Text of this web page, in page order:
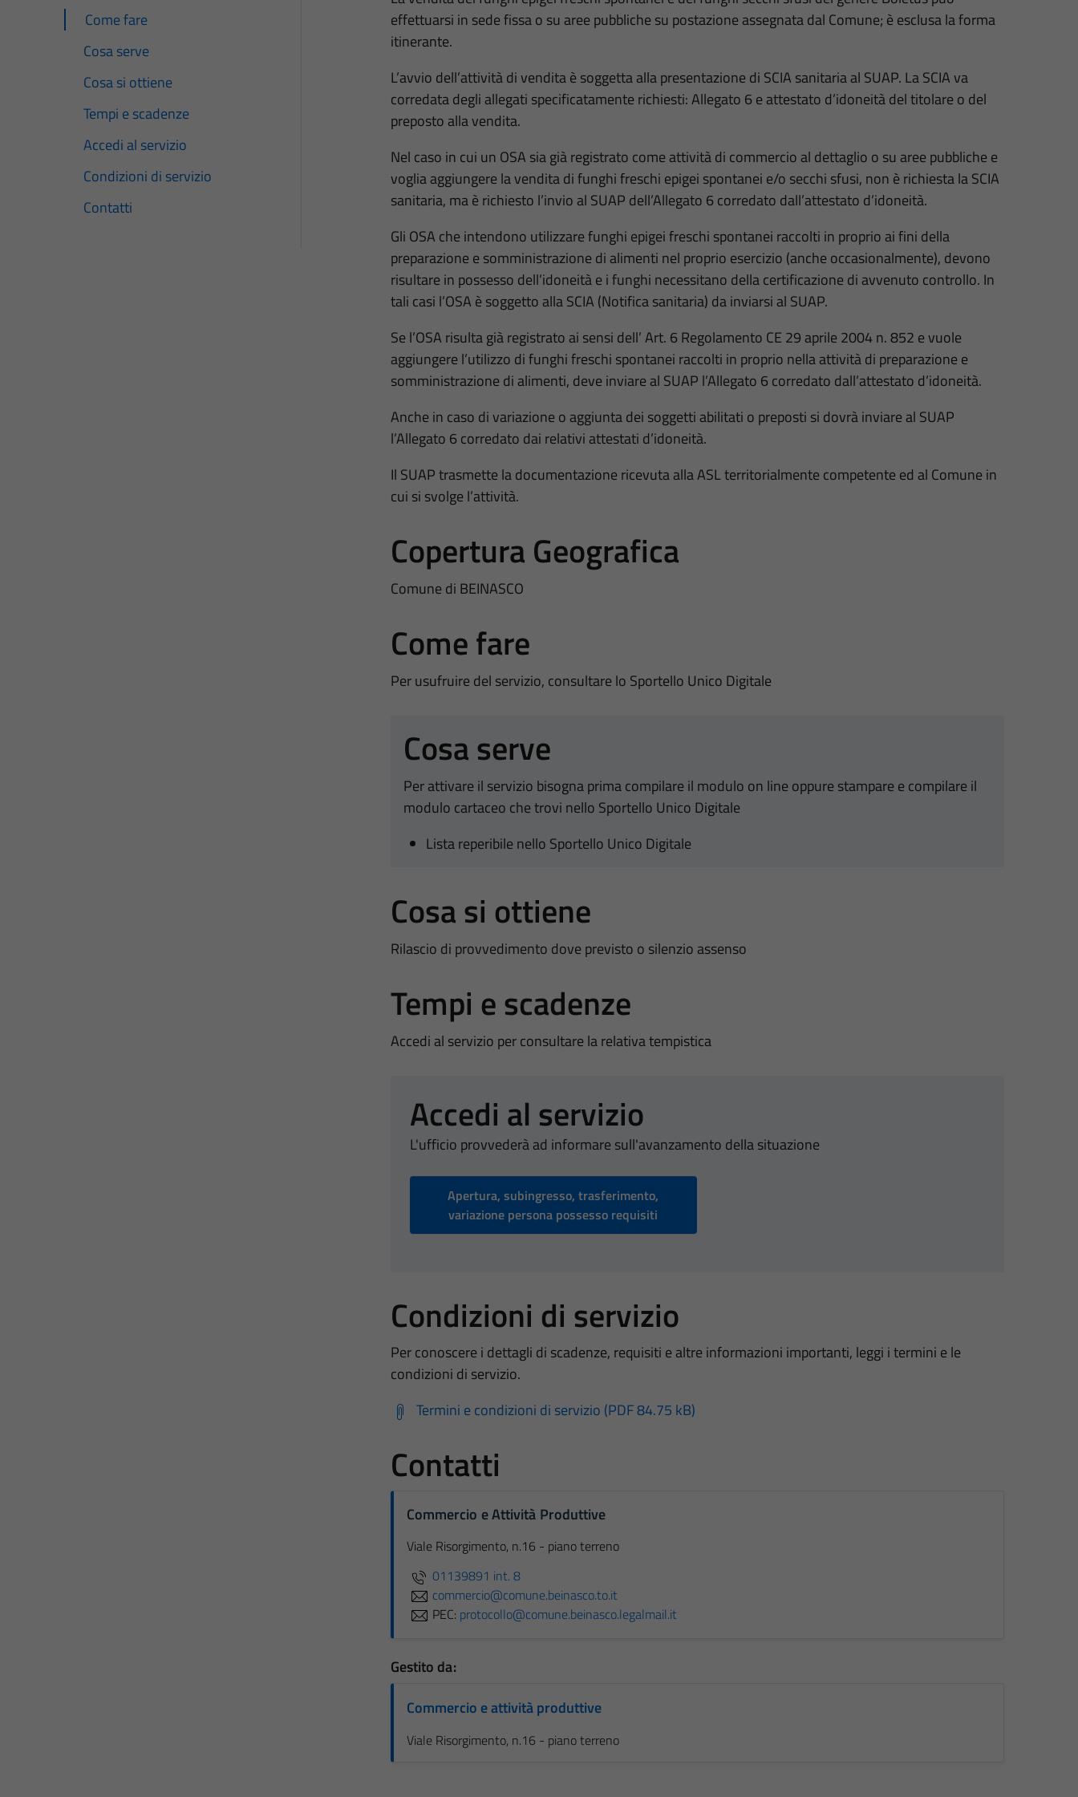
Come fare
Cosa serve
Cosa si ottiene
Tempi e scadenze
Accedi al servizio
Condizioni di servizio
Contatti
effettuarsi in sede fissa o su aree pubbliche su postazione assegnata dal Comune; è esclusa la forma
itinerante.
L’avvio dell’attività di vendita è soggetta alla presentazione di SCIA sanitaria al SUAP. La SCIA va
corredata degli allegati specificatamente richiesti: Allegato 6 e attestato d’idoneità del titolare o del
preposto alla vendita.
Nel caso in cui un OSA sia già registrato come attività di commercio al dettaglio o su aree pubbliche e
voglia aggiungere la vendita di funghi freschi epigei spontanei e/o secchi sfusi, non è richiesta la SCIA
sanitaria, ma è richiesto l’invio al SUAP dell’Allegato 6 corredato dall’attestato d’idoneità.
Gli OSA che intendono utilizzare funghi epigei freschi spontanei raccolti in proprio ai fini della
preparazione e somministrazione di alimenti nel proprio esercizio (anche occasionalmente), devono
risultare in possesso dell’idoneità e i funghi necessitano della certificazione di avvenuto controllo. In
tali casi l’OSA è soggetto alla SCIA (Notifica sanitaria) da inviarsi al SUAP.
Se l’OSA risulta già registrato ai sensi dell’ Art. 6 Regolamento CE 29 aprile 2004 n. 852 e vuole
aggiungere l’utilizzo di funghi freschi spontanei raccolti in proprio nella attività di preparazione e
somministrazione di alimenti, deve inviare al SUAP l’Allegato 6 corredato dall’attestato d’idoneità.
Anche in caso di variazione o aggiunta dei soggetti abilitati o preposti si dovrà inviare al SUAP
l’Allegato 6 corredato dai relativi attestati d’idoneità.
Il SUAP trasmette la documentazione ricevuta alla ASL territorialmente competente ed al Comune in
cui si svolge l’attività.
Copertura Geografica
Comune di BEINASCO
Come fare
Per usufruire del servizio, consultare lo Sportello Unico Digitale
Cosa serve
Per attivare il servizio bisogna prima compilare il modulo on line oppure stampare e compilare il
modulo cartaceo che trovi nello Sportello Unico Digitale
Lista reperibile nello Sportello Unico Digitale
Cosa si ottiene
Rilascio di provvedimento dove previsto o silenzio assenso
Tempi e scadenze
Accedi al servizio per consultare la relativa tempistica
Accedi al servizio
L'ufficio provvederà ad informare sull'avanzamento della situazione
Apertura, subingresso, trasferimento,
variazione persona possesso requisiti
Condizioni di servizio
Per conoscere i dettagli di scadenze, requisiti e altre informazioni importanti, leggi i termini e le
condizioni di servizio.
Termini e condizioni di servizio (PDF 84.75 kB)
Contatti
Commercio e Attività Produttive
Viale Risorgimento, n.16 - piano terreno
01139891 int. 8
commercio@comune.beinasco.to.it
PEC: protocollo@comune.beinasco.legalmail.it
Gestito da:
Commercio e attività produttive
Viale Risorgimento, n.16 - piano terreno